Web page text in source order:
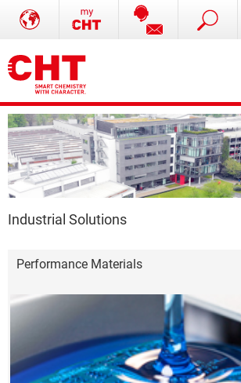
Industrial Solutions
Performance Materials